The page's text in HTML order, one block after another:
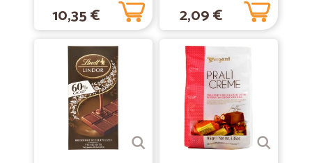
Prima esperienza, buona e da ripetere per velicotà di servizio e per il
anche nella mia zona. Bello, moderno e del futuro. Grazie
—.
Per quello che ho comprato io devo dire…molto buono
Per quello che ho comprato io devo dire b molto buono buona la
velocità buono il fatto che puoi pagare in tre rate L unica pecca un po’
10,35 € 2,09 €